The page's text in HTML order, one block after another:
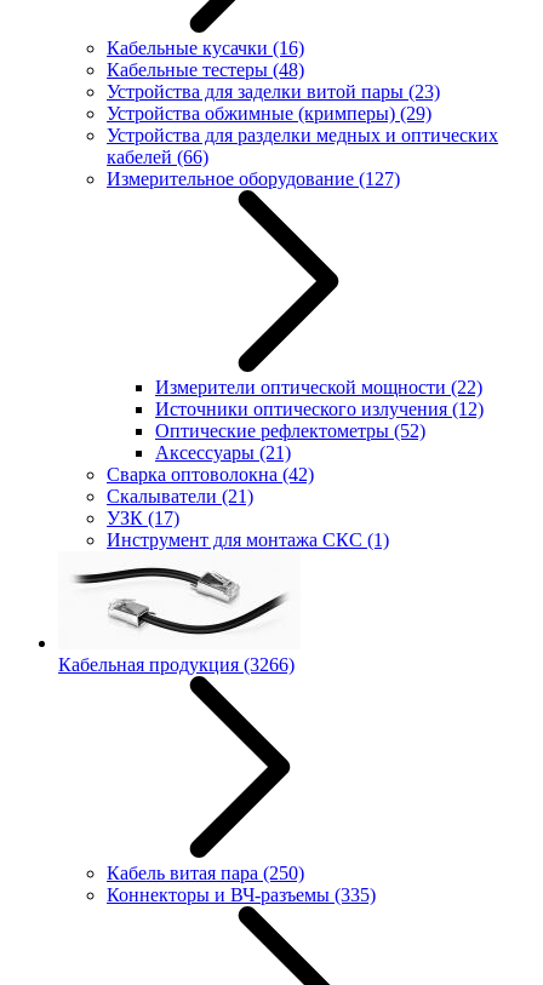
Кабельные кусачки (16)
Кабельные тестеры (48)
Устройства для заделки витой пары (23)
Устройства обжимные (кримперы) (29)
Устройства для разделки медных и оптических
кабелей (66)
Измерительное оборудование (127)
Измерители оптической мощности (22)
Источники оптического излучения (12)
Оптические рефлектометры (52)
Аксессуары (21)
Сварка оптоволокна (42)
Скалыватели (21)
УЗК (17)
Инструмент для монтажа СКС (1)
Кабельная продукция (3266)
Кабель витая пара (250)
Коннекторы и ВЧ-разъемы (335)